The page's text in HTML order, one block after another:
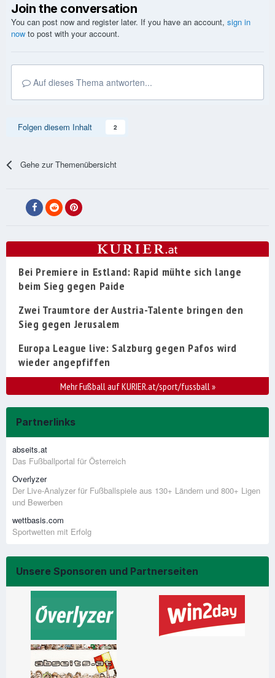
Join the conversation
You can post now and register later. If you have an account, sign in
now to post with your account.
Auf dieses Thema antworten...
Folgen diesem Inhalt 2
Gehe zur Themenübersicht
Bei Premiere in Estland: Rapid mühte sich lange
beim Sieg gegen Paide
Zwei Traumtore der Austria-Talente bringen den
Sieg gegen Jerusalem
Europa League live: Salzburg gegen Pafos wird
wieder angepfiffen
Mehr Fußball auf KURIER.at/sport/fussball»
Partnerlinks
abseits.at
Das Fußballportal für Österreich
Overlyzer
Der Live-Analyzer für Fußballspiele aus 130+ Ländern und 800+ Ligen
und Bewerben
wettbasis.com
Sportwetten mit Erfolg
Unsere Sponsoren und Partnerseiten